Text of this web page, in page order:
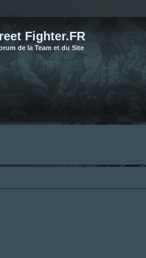
Fighter.FR
de la Team et du Site